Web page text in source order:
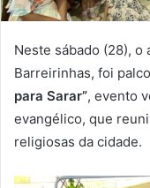
Neste sábado (28),
Barreirinhas, foi
para Sarar”, evento
evangélico, que
religiosas da cidade.